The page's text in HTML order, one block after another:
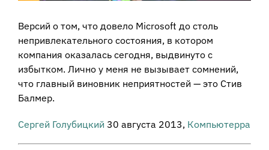
Версий о том, что довело Microsoft до столь
непривлекательного состояния, в котором
компания оказалась сегодня, выдвинуто с
избытком. Лично у меня не вызывает сомнений,
что главный виновник неприятностей — это Стив
Балмер.
Сергей Голубицкий 30 августа 2013, Компьютерра